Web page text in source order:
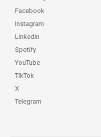
Facebook
Instagram
LinkedIn
Spotify
YouTube
TikTok
X
Telegram